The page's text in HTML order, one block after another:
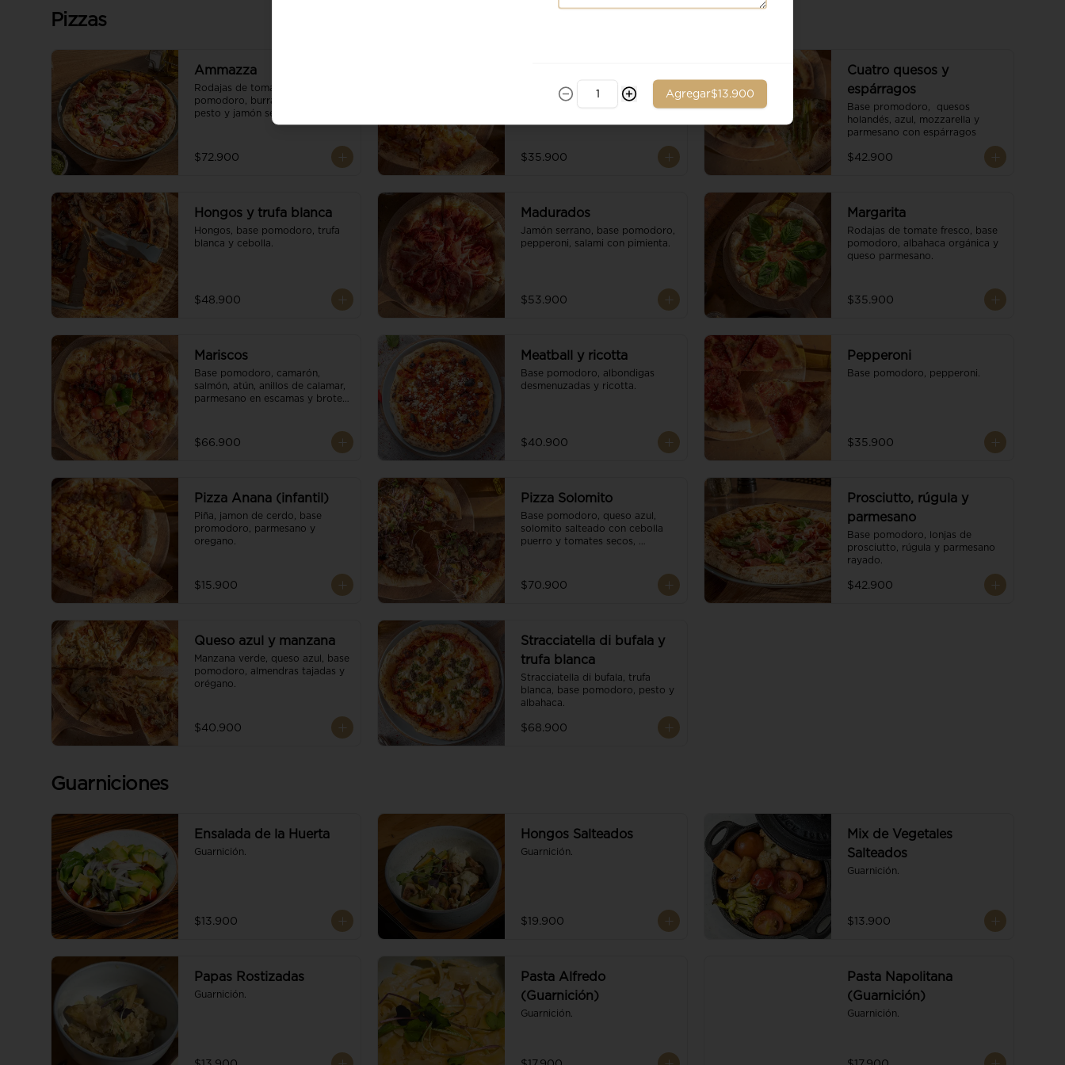
Pizzas
Ammazza
Rodajas de tomate fresco, base
pomodoro, burrata cremoso,
pesto y jamón serrano.
$72.900
Piña, jamon de cerdo, base
pomodoro, escamas de
$35.900
Cuatro quesos y
espárragos
Base promodoro,  quesos
holandés, azul, mozzarella y
parmesano con espárragos
$42.900
Hongos y trufa blanca
Hongos, base pomodoro, trufa
blanca y cebolla.
$48.900
Madurados
Jamón serrano, base pomodoro,
pepperoni, salami con pimienta.
$53.900
Margarita
Rodajas de tomate fresco, base
pomodoro, albahaca orgánica y
queso parmesano.
$35.900
Mariscos
Base pomodoro, camarón,
salmón, atún, anillos de calamar,
parmesano en escamas y brotes
$66.900
Meatball y ricotta
Base pomodoro, albondigas
desmenuzadas y ricotta.
$40.900
Pepperoni
Base pomodoro, pepperoni.
$35.900
Pizza Anana (infantil)
Piña, jamon de cerdo, base
promodoro, parmesano y
oregano.
$15.900
Pizza Solomito
Base pomodoro, queso azul,
solomito salteado con cebolla
puerro y tomates secos,
$70.900
Prosciutto, rúgula y
parmesano
Base pomodoro, lonjas de
prosciutto, rúgula y parmesano
rayado.
$42.900
Queso azul y manzana
Manzana verde, queso azul, base
pomodoro, almendras tajadas y
orégano.
$40.900
Stracciatella di bufala y
trufa blanca
Stracciatella di bufala, trufa
blanca, base pomodoro, pesto y
albahaca.
$68.900
Guarniciones
Ensalada de la Huerta
Guarnición.
$13.900
Hongos Salteados
Guarnición.
$19.900
Mix de Vegetales
Salteados
Guarnición.
$13.900
Papas Rostizadas
Guarnición.
Pasta Alfredo
(Guarnición)
Guarnición.
Pasta Napolitana
(Guarnición)
Guarnición.
Agregar$13.900